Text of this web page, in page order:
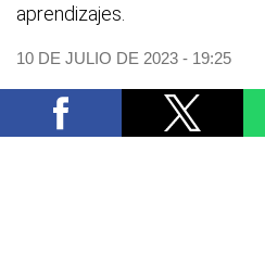
aprendizajes.
10 DE JULIO DE 2023 - 19:25